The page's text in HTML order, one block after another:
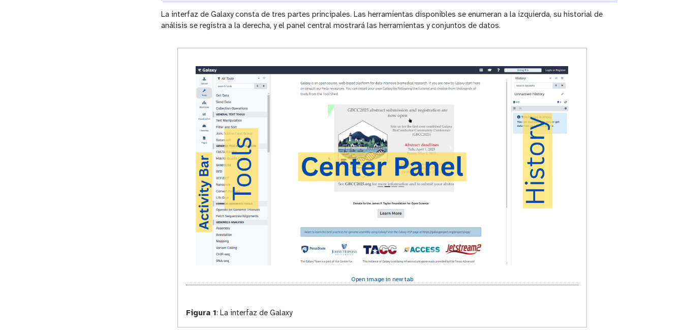
La interfaz de Galaxy consta de tres partes principales. Las herramientas disponibles se enumeran a la izquierda, su historial de
análisis se registra a la derecha, y el panel central mostrará las herramientas y conjuntos de datos.
Open image in new tab
Figura 1: La interfaz de Galaxy